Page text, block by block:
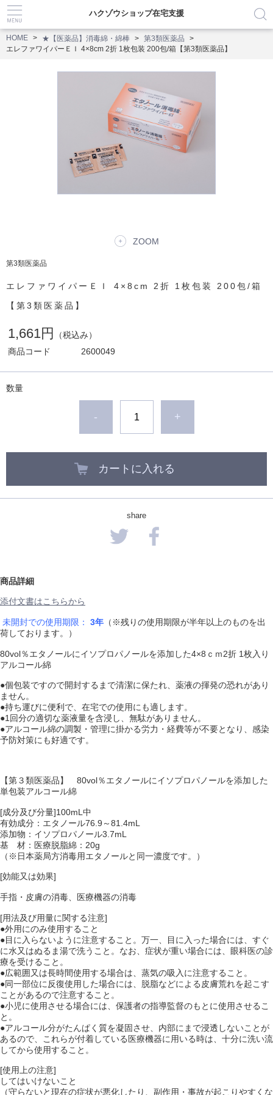
ハクゾウショップ在宅支援
HOME ★【医薬品】消毒綿・綿棒
第3類医薬品
エレファワイパーＥＩ 4×8cm 2折 1枚包装 200包/箱【第3類医薬品】
ZOOM
第3類医薬品
エレファワイパーＥＩ 4×8cm 2折 1枚包装 200包/箱
【第3類医薬品】
1,661円
（税込み）
商品コード
2600049
数量
- +
カートに入れる
share
商品詳細
添付文書はこちらから
未開封での使用期限： 3年 （※残りの使用期限が半年以上のものを出
荷しております。）
80vol％エタノールにイソプロパノールを添加した4×8ｃｍ2折 1枚入り
アルコール綿
●個包装ですので開封するまで清潔に保たれ、薬液の揮発の恐れがあり
ません。
●持ち運びに便利で、在宅での使用にも適します。
●1回分の適切な薬液量を含浸し、無駄がありません。
●アルコール綿の調製・管理に掛かる労力・経費等が不要となり、感染
予防対策にも好適です。
【第３類医薬品】 80vol％エタノールにイソプロパノールを添加した
単包装アルコール綿
[成分及び分量]100mL中
有効成分：エタノール76.9～81.4mL
添加物：イソプロパノール3.7mL
基 材：医療脱脂綿：20g
（※日本薬局方消毒用エタノールと同一濃度です。）
[効能又は効果]
手指・皮膚の消毒、医療機器の消毒
[用法及び用量に関する注意]
●外用にのみ使用すること
●目に入らないように注意すること。万一、目に入った場合には、すぐ
に水又はぬるま湯で洗うこと。なお、症状が重い場合には、眼科医の診
療を受けること。
●広範囲又は長時間使用する場合は、蒸気の吸入に注意すること。
●同一部位に反復使用した場合には、脱脂などによる皮膚荒れを起こす
ことがあるので注意すること。
●小児に使用させる場合には、保護者の指導監督のもとに使用させるこ
と。
●アルコール分がたんぱく質を凝固させ、内部にまで浸透しないことが
あるので、これらが付着している医療機器に用いる時は、十分に洗い流
してから使用すること。
[使用上の注意]
してはいけないこと
（守らないと現在の症状が悪化したり、副作用・事故が起こりやすくな